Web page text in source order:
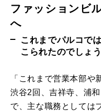
ファッションビ
へ
これまでパルコで
こられたのでしょ
「これまで営業本部や
渋谷2回、吉祥寺、浦
で、主な職務としては